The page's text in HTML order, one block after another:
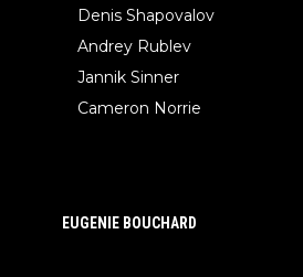
Denis Shapovalov
Andrey Rublev
Jannik Sinner
Cameron Norrie
EUGENIE BOUCHARD